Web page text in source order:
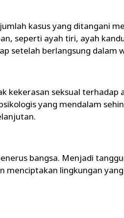
kasus yang ditangani
seperti ayah tiri, ayah
setelah berlangsung dalam
kekerasan seksual terhadap
yang mendalam
bangsa. Menjadi
menciptakan lingkungan